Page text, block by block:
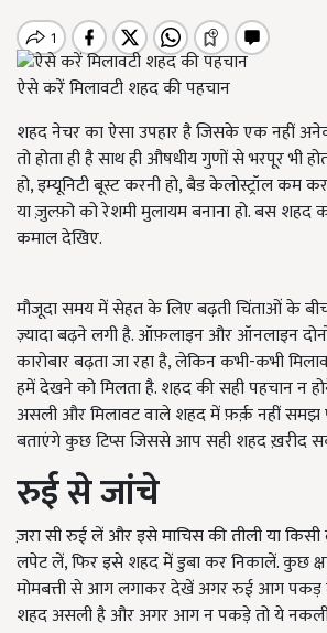
ऐसे करें मिलावटी शहद की पहचान
शहद नेचर का ऐसा उपहार है जिसके एक नहीं
तो होता ही है साथ ही औषधीय गुणों से भरपूर भी
हो, इम्यूनिटी बूस्ट करनी हो, बैड केलोस्ट्रॉल कम
या ज़ुल्फ़ो को रेशमी मुलायम बनाना हो. बस शहद
कमाल देखिए.
मौजूदा समय में सेहत के लिए बढ़ती चिंताओं के
ज़्यादा बढ़ने लगी है. ऑफ़लाइन और ऑनलाइन
कारोबार बढ़ता जा रहा है, लेकिन कभी-कभी
हमें देखने को मिलता है. शहद की सही पहचान न
असली और मिलावट वाले शहद में फ़र्क़ नहीं
बताएंगे कुछ टिप्स जिससे आप सही शहद ख़रीद
रुई से जांचे
ज़रा सी रुई लें और इसे माचिस की तीली या
लपेट लें, फिर इसे शहद में डुबा कर निकालें. कुछ
मोमबत्ती से आग लगाकर देखेंअगर रुई आग पकड़
शहद असली है और अगर आग न पकड़े तो ये नकली